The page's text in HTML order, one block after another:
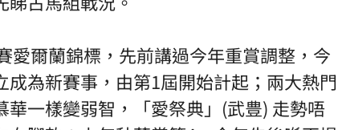
愛爾蘭錦標，先前講過今年重賞調整，今
為新賽事，由第1屆開始計起；兩大熱門
一樣變弱智，「愛祭典」(武豊) 走勢唔